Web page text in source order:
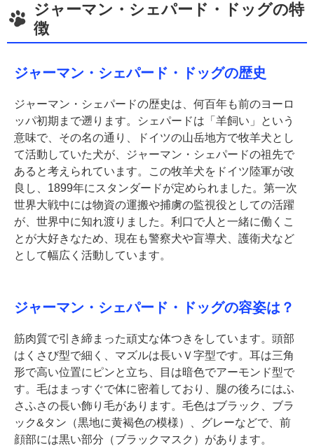
ジャーマン・シェパード・ドッグの特
徴
ジャーマン・シェパード・ドッグの歴史
ジャーマン・シェパードの歴史は、何百年も前のヨーロ
ッパ初期まで遡ります。シェパードは「羊飼い」という
意味で、その名の通り、ドイツの山岳地方で牧羊犬とし
て活動していた犬が、ジャーマン・シェパードの祖先で
あると考えられています。この牧羊犬をドイツ陸軍が改
良し、1899年にスタンダードが定められました。第一次
世界大戦中には物資の運搬や捕虜の監視役としての活躍
が、世界中に知れ渡りました。利口で人と一緒に働くこ
とが大好きなため、現在も警察犬や盲導犬、護衛犬など
として幅広く活動しています。
ジャーマン・シェパード・ドッグの容姿は？
筋肉質で引き締まった頑丈な体つきをしています。頭部
はくさび型で細く、マズルは長いＶ字型です。耳は三角
形で高い位置にピンと立ち、目は暗色でアーモンド型で
す。毛はまっすぐで体に密着しており、腿の後ろにはふ
さふさの長い飾り毛があります。毛色はブラック、ブラ
ック&タン（黒地に黄褐色の模様）、グレーなどで、前
顔部には黒い部分（ブラックマスク）があります。